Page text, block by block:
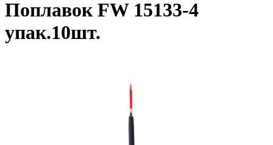
Поплавок FW 15133-4
упак.10шт.